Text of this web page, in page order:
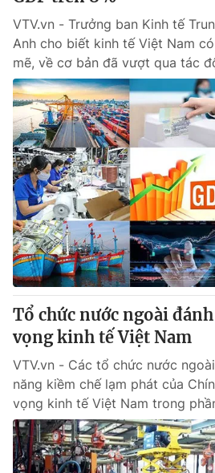
VTV.vn - Trưởng ban Kinh tế
Anh cho biết kinh tế Việt Nam
mẽ, về cơ bản đã vượt qua tác
Tổ chức nước ngoài
vọng kinh tế Việt Nam
VTV.vn - Các tổ chức nước
năng kiềm chế lạm phát của
vọng kinh tế Việt Nam trong